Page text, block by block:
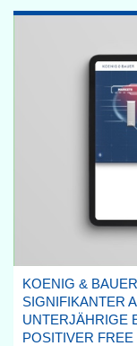
KOENIG &
SIGNIFIKANTER
UNTERJÄHRIGE
POSITIVER